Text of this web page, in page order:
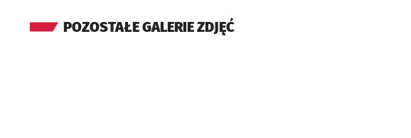
POZOSTAŁE GALERIE ZDJĘĆ